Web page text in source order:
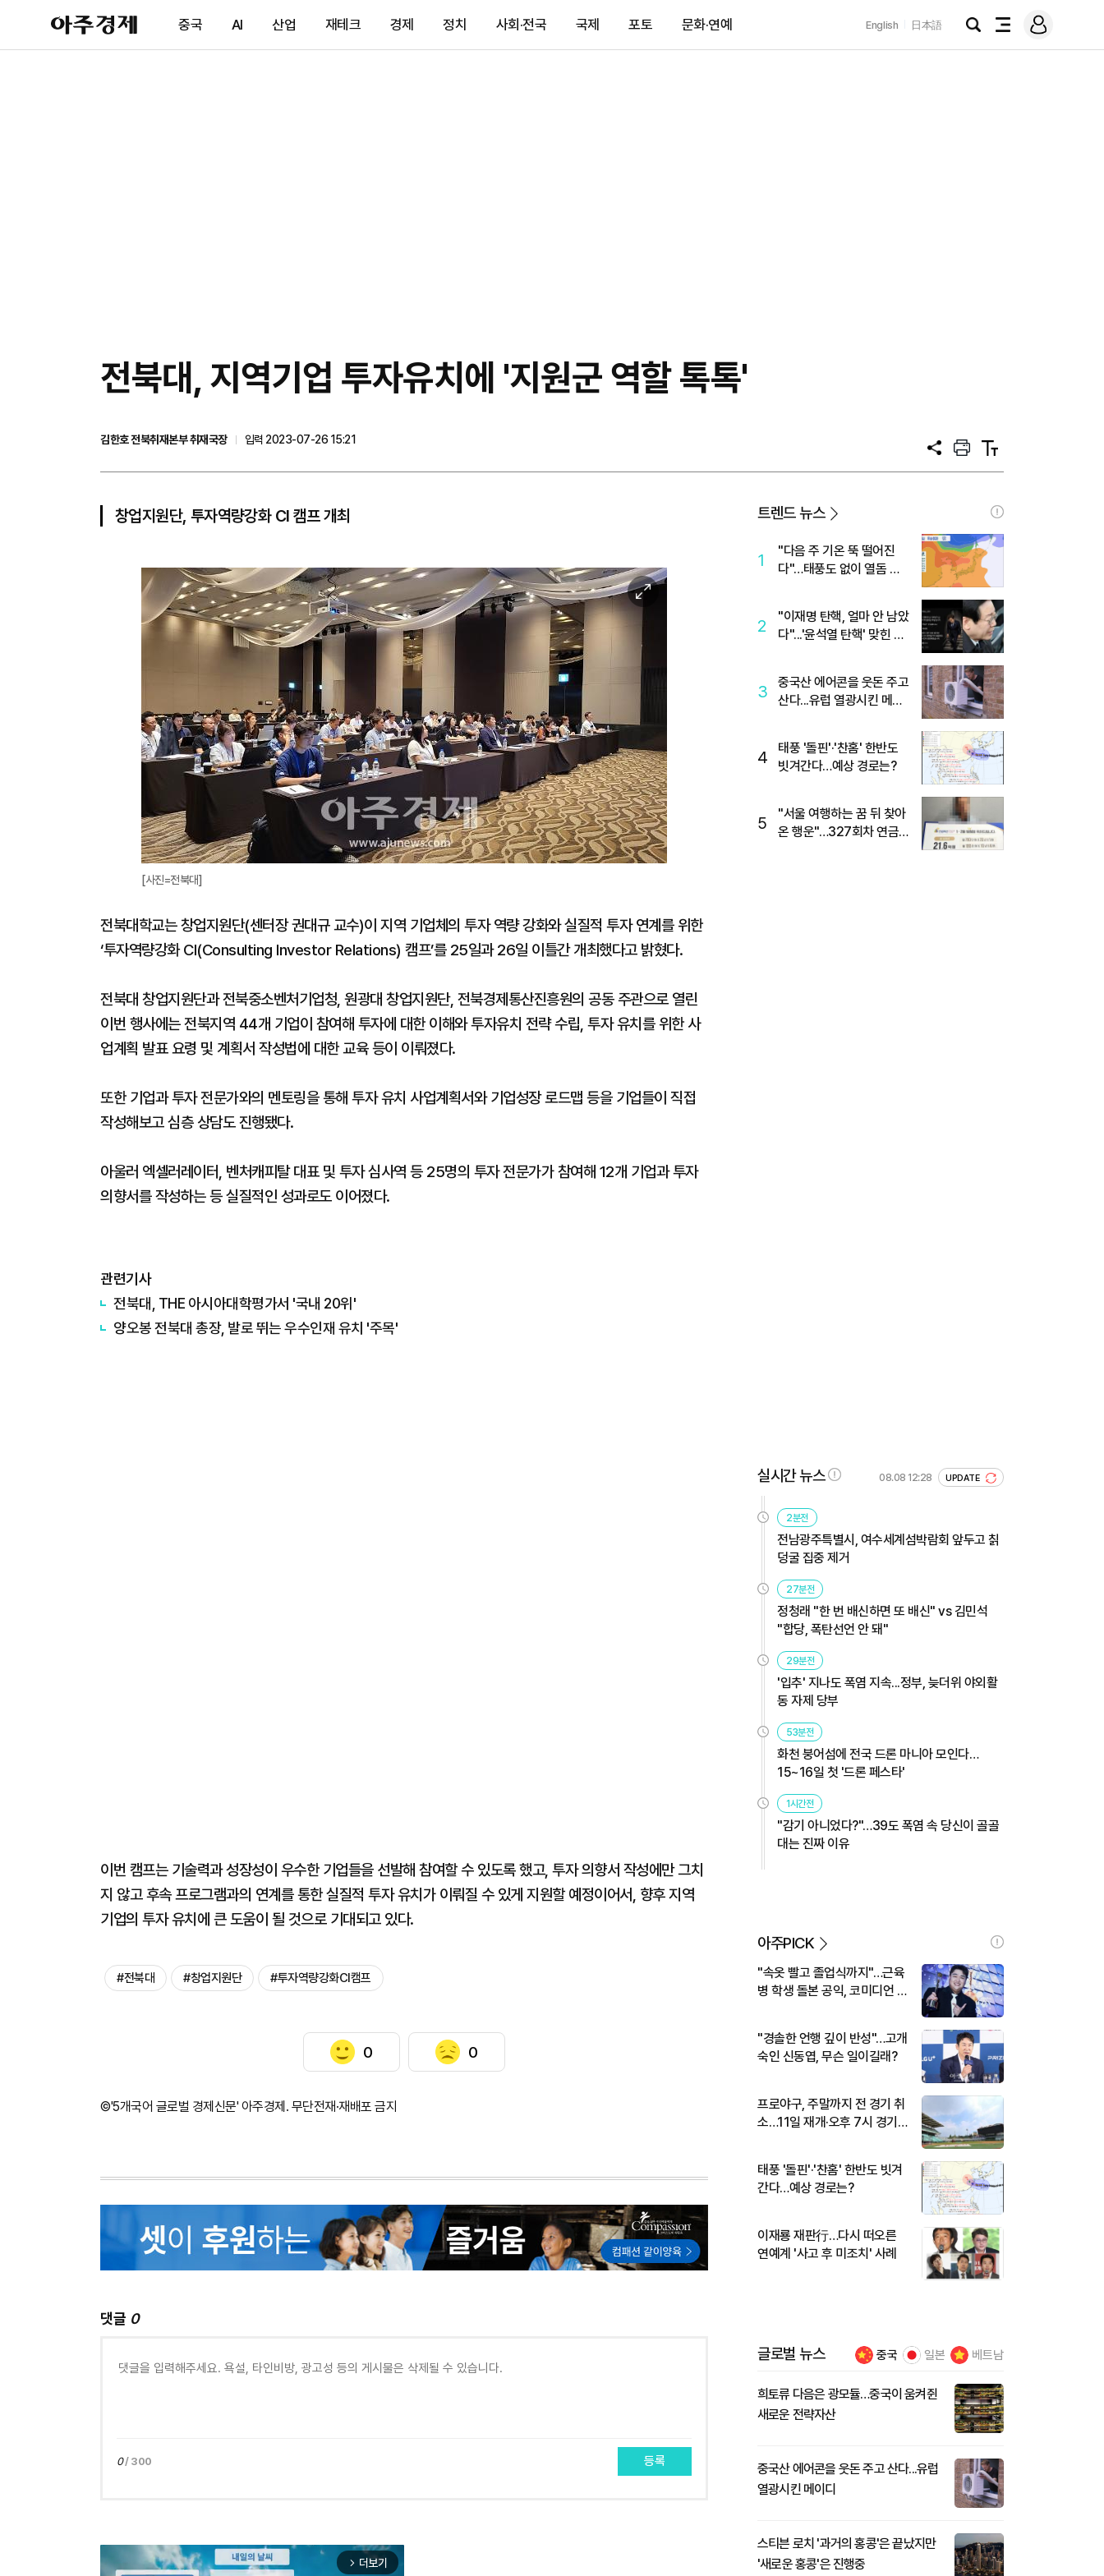
아
주
제
중국 AI 산업 재테크 경제 정치 사회·전국 국제 포토 문화·연예 English 日本語
검
전
메
그
전북대, 지역기업 투자유치에 '지원군 역할 톡톡'
김한호 전북취재본부 취재국장
입력 2023-07-26 15:21
공
프
트
텍
트
창업지원단, 투자역량강화 CI 캠프 개최
이
미
[사진=전북대]
전북대학교는 창업지원단(센터장 권대규 교수)이 지역 기업체의 투자 역량 강화와 실질적 투자 연계를 위한
‘투자역량강화 CI(Consulting Investor Relations) 캠프’를 25일과 26일 이틀간 개최했다고 밝혔다.
전북대 창업지원단과 전북중소벤처기업청, 원광대 창업지원단, 전북경제통산진흥원의 공동 주관으로 열린
이번 행사에는 전북지역 44개 기업이 참여해 투자에 대한 이해와 투자유치 전략 수립, 투자 유치를 위한 사
업계획 발표 요령 및 계획서 작성법에 대한 교육 등이 이뤄졌다.
또한 기업과 투자 전문가와의 멘토링을 통해 투자 유치 사업계획서와 기업성장 로드맵 등을 기업들이 직접
작성해보고 심층 상담도 진행됐다.
아울러 엑셀러레이터, 벤처캐피탈 대표 및 투자 심사역 등 25명의 투자 전문가가 참여해 12개 기업과 투자
의향서를 작성하는 등 실질적인 성과로도 이어졌다.
관련기사
전북대, THE 아시아대학평가서 '국내 20위'
양오봉 전북대 총장, 발로 뛰는 우수인재 유치 '주목'
이번 캠프는 기술력과 성장성이 우수한 기업들을 선발해 참여할 수 있도록 했고, 투자 의향서 작성에만 그치
지 않고 후속 프로그램과의 연계를 통한 실질적 투자 유치가 이뤄질 수 있게 지원할 예정이어서, 향후 지역
기업의 투자 유치에 큰 도움이 될 것으로 기대되고 있다.
#전북대 #창업지원단 #투자역량강화CI캠프
0 0
©'5개국어 글로벌 경제신문' 아주경제. 무단전재·재배포 금지
댓글 0
0/ 300 등록
arrow_forward_ios 더보기
트렌드 뉴스
1
"다음 주 기온 뚝 떨어진
다"…태풍도 없이 열돔 박
2
"이재명 탄핵, 얼마 안 남았
다"...'윤석열 탄핵' 맞힌 무
3
중국산 에어콘을 웃돈 주고
산다...유럽 열광시킨 메이
4
태풍 '돌핀'·'찬홈' 한반도
빗겨간다…예상 경로는?
5
"서울 여행하는 꿈 뒤 찾아
온 행운"…327회차 연금
실시간 뉴스 08.08 12:28 UPDATE
2분전
전남광주특별시, 여수세계섬박람회 앞두고 칡
덩굴 집중 제거
27분전
정청래 "한 번 배신하면 또 배신" vs 김민석
"합당, 폭탄선언 안 돼"
29분전
'입추' 지나도 폭염 지속...정부, 늦더위 야외활
동 자제 당부
53분전
화천 붕어섬에 전국 드론 마니아 모인다…
15~16일 첫 '드론 페스타'
1시간전
"감기 아니었다?"…39도 폭염 속 당신이 골골
대는 진짜 이유
아주PICK
"속옷 빨고 졸업식까지"…근육
병 학생 돌본 공익, 코미디언 김
"경솔한 언행 깊이 반성"…고개
숙인 신동엽, 무슨 일이길래?
프로야구, 주말까지 전 경기 취
소…11일 재개·오후 7시 경기
태풍 '돌핀'·'찬홈' 한반도 빗겨
간다…예상 경로는?
이재룡 재판行…다시 떠오른
연예계 '사고 후 미조치' 사례
글로벌 뉴스 중국 일본 베트남
희토류 다음은 광모듈…중국이 움켜쥔
새로운 전략자산
중국산 에어콘을 웃돈 주고 산다...유럽
열광시킨 메이디
스티븐 로치 '과거의 홍콩'은 끝났지만
'새로운 홍콩'은 진행중